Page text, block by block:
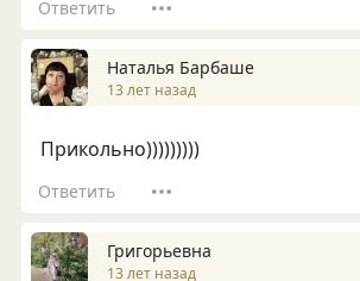
Ответить
Наталья Барбаше
13 лет назад
Прикольно)))))))))
Ответить
Григорьевна
13 лет назад